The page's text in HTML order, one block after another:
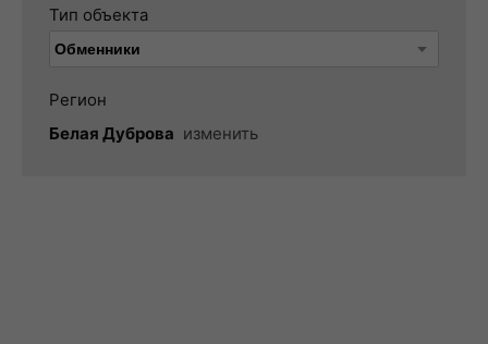
Тип объекта
Регион
Белая Дуброва изменить